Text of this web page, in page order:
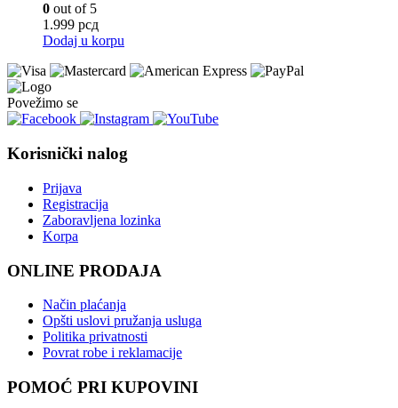
0 out of 5
1.999 рсд
Dodaj u korpu
Povežimo se
Korisnički nalog
Prijava
Registracija
Zaboravljena lozinka
Korpa
ONLINE PRODAJA
Način plaćanja
Opšti uslovi pružanja usluga
Politika privatnosti
Povrat robe i reklamacije
POMOĆ PRI KUPOVINI